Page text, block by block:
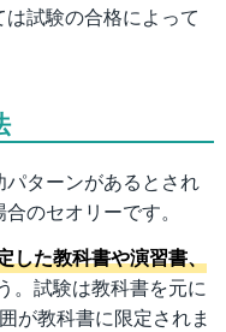
試験の合格によって
ターンがあるとされ
のセオリーです。
した教科書や演習書、
。試験は教科書を元に
が教科書に限定されま